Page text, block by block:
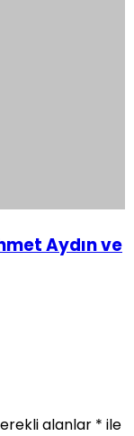
Aydın ve
alanlar * ile